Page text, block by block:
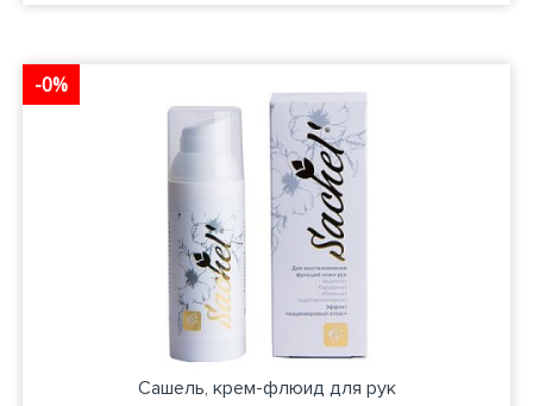
-0%
Сашель, крем-флюид для рук